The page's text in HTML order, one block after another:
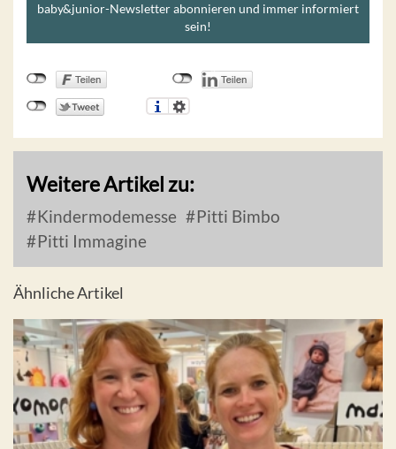
baby&junior-Newsletter abonnieren und immer informiert
sein!
Weitere Artikel zu:
Kindermodemesse
Pitti Bimbo
Pitti Immagine
Ähnliche Artikel